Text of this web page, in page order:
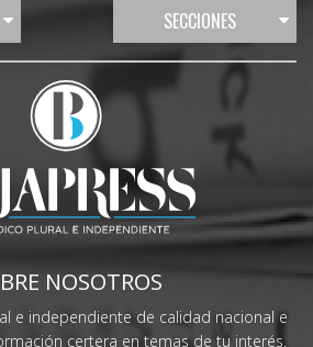
SECCIONES
NOSOTROS
e independiente de calidad nacional e
certera en temas de tu interés.